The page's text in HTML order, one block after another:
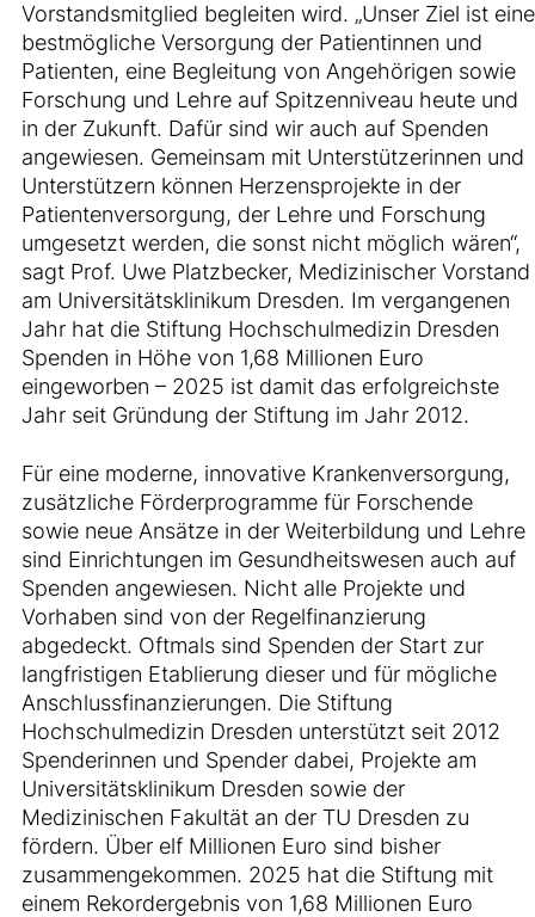
Vorstandsmitglied begleiten wird. „Unser Ziel ist eine
bestmögliche Versorgung der Patientinnen und
Patienten, eine Begleitung von Angehörigen sowie
Forschung und Lehre auf Spitzenniveau heute und
in der Zukunft. Dafür sind wir auch auf Spenden
angewiesen. Gemeinsam mit Unterstützerinnen und
Unterstützern können Herzensprojekte in der
Patientenversorgung, der Lehre und Forschung
umgesetzt werden, die sonst nicht möglich wären“,
sagt Prof. Uwe Platzbecker, Medizinischer Vorstand
am Universitätsklinikum Dresden. Im vergangenen
Jahr hat die Stiftung Hochschulmedizin Dresden
Spenden in Höhe von 1,68 Millionen Euro
eingeworben – 2025 ist damit das erfolgreichste
Jahr seit Gründung der Stiftung im Jahr 2012.
Für eine moderne, innovative Krankenversorgung,
zusätzliche Förderprogramme für Forschende
sowie neue Ansätze in der Weiterbildung und Lehre
sind Einrichtungen im Gesundheitswesen auch auf
Spenden angewiesen. Nicht alle Projekte und
Vorhaben sind von der Regelfinanzierung
abgedeckt. Oftmals sind Spenden der Start zur
langfristigen Etablierung dieser und für mögliche
Anschlussfinanzierungen. Die Stiftung
Hochschulmedizin Dresden unterstützt seit 2012
Spenderinnen und Spender dabei, Projekte am
Universitätsklinikum Dresden sowie der
Medizinischen Fakultät an der TU Dresden zu
fördern. Über elf Millionen Euro sind bisher
zusammengekommen. 2025 hat die Stiftung mit
einem Rekordergebnis von 1,68 Millionen Euro